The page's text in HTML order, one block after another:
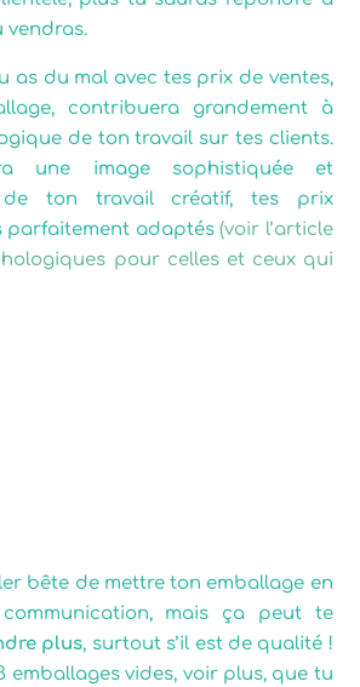
vendras.
as du mal avec tes prix de ventes,
contribuera grandement à
de ton travail sur tes clients.
une image sophistiquée et
de ton travail créatif, tes prix
parfaitement adaptés(voir l’article
pour celles et ceux qui
bête de mettre ton emballage en
mais ça peut te
plus, surtout s’il est de qualité !
emballages vides, voir plus, que tu